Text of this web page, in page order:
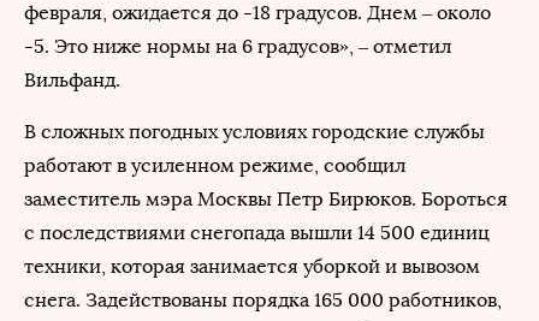
февраля, ожидается до -18 градусов. Днем – около
-5. Это ниже нормы на 6 градусов», – отметил
Вильфанд.
В сложных погодных условиях городские службы
работают в усиленном режиме, сообщил
заместитель мэра Москвы Петр Бирюков. Бороться
с последствиями снегопада вышли 14 500 единиц
техники, которая занимается уборкой и вывозом
снега. Задействованы порядка 165 000 работников,